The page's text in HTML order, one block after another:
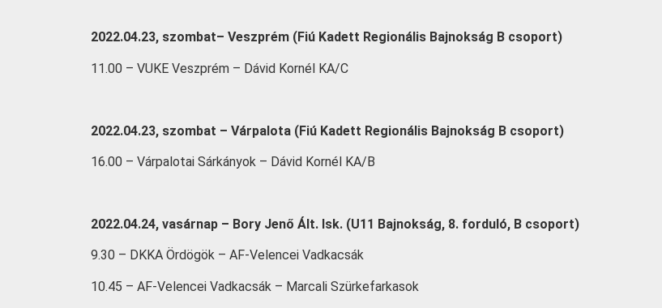
2022.04.23, szombat– Veszprém (Fiú Kadett Regionális Bajnokság B csoport)
11.00 – VUKE Veszprém – Dávid Kornél KA/C
2022.04.23, szombat – Várpalota (Fiú Kadett Regionális Bajnokság B csoport)
16.00 – Várpalotai Sárkányok – Dávid Kornél KA/B
2022.04.24, vasárnap – Bory Jenő Ált. Isk. (U11 Bajnokság, 8. forduló, B csoport)
9.30 – DKKA Ördögök – AF-Velencei Vadkacsák
10.45 – AF-Velencei Vadkacsák – Marcali Szürkefarkasok